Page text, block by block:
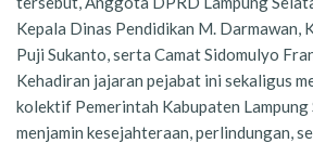
Kepala Dinas Pendidikan M. Darmawan,
Puji Sukanto, serta Camat Sidomulyo
Kehadiran jajaran pejabat ini sekaligus
kolektif Pemerintah Kabupaten Lampung
menjamin kesejahteraan, perlindungan,